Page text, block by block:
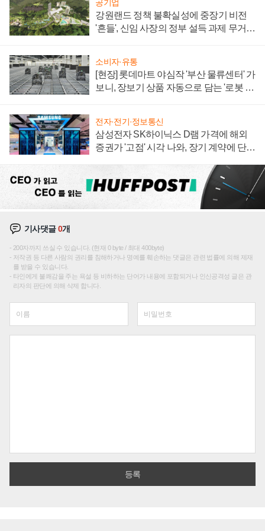
공기업
강원랜드 정책 불확실성에 중장기 비전
'흔들', 신임 사장의 정부 설득 과제 무거워
소비자·유통
[현장] 롯데마트 야심작 '부산 물류센터' 가
보니, 장보기 상품 자동으로 담는 '로봇 40
전자·전기·정보통신
삼성전자 SK하이닉스 D램 가격에 해외
증권가 '고점' 시각 나와, 장기 계약에 단점
기사댓글0개
200자까지 쓰실 수 있습니다. (현재 0 byte / 최대 400byte)
저작권 등 다른 사람의 권리를 침해하거나 명예를 훼손하는 댓글은 관련 법률에 의해 제재
를 받을 수 있습니다.
타인에게 불쾌감을 주는 욕설 등 비하하는 단어가 내용에 포함되거나 인신공격성 글은 관
리자의 판단에 의해 삭제 합니다.